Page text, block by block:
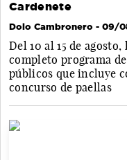
Cardenete
Dolo Cambronero - 09/
Del 10 al 15 de
completo programa
públicos que incluye
concurso de paellas